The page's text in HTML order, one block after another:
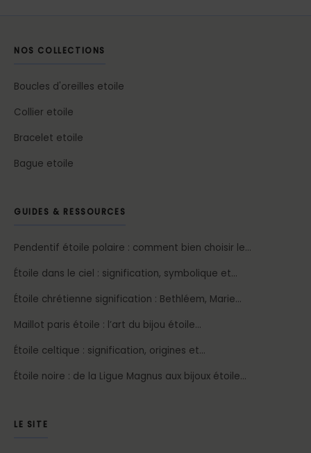
NOS COLLECTIONS
Boucles d'oreilles etoile
Collier etoile
Bracelet etoile
Bague etoile
GUIDES & RESSOURCES
Pendentif étoile polaire : comment bien choisir le…
Étoile dans le ciel : signification, symbolique et…
Étoile chrétienne signification : Bethléem, Marie…
Maillot paris étoile : l’art du bijou étoile…
Étoile celtique : signification, origines et…
Étoile noire : de la Ligue Magnus aux bijoux étoile…
LE SITE